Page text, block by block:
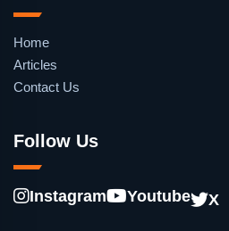
Home
Articles
Contact Us
Follow Us
Instagram Youtube X